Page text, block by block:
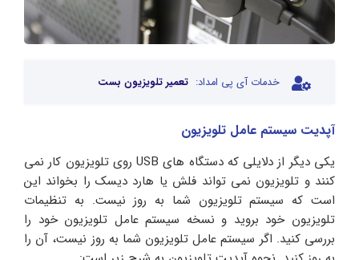
خدمات آی پی امداد: تعمیر تلویزیون بست
آپدیت سیستم عامل تلویزیون
یکی دیگر از دلایلی که دستگاه های USB روی تلویزیون کار نمی
کنند و تلویزیون نمی تواند فلش یا هارد دیسک را بخواند این
است که سیستم تلویزیون شما به روز نیست. به تنظیمات
تلویزیون خود بروید و نسخه سیستم عامل تلویزیون خود را
بررسی کنید. اگر سیستم عامل تلویزیون شما به روز نیست، آن را